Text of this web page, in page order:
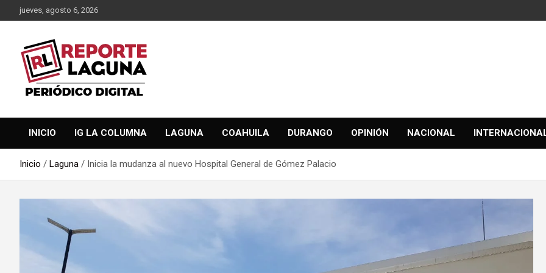
Saltar
al
jueves, agosto 6, 2026
Reporte Laguna
INICIO IG LA COLUMNA LAGUNA COAHUILA DURANGO OPINIÓN NACIONAL
Inicio Laguna Inicia la mudanza al nuevo Hospital General de Gómez Palacio